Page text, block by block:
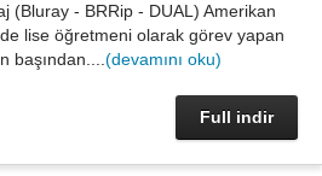
(Bluray - BRRip - DUAL) Amerikan
lise öğretmeni olarak görev yapan
başından.... (devamını oku)
Full indir